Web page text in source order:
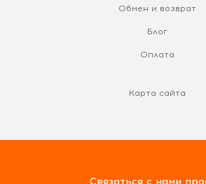
Обмен и возврат
Блог
Оплата
Карта сайта
Связаться с нами